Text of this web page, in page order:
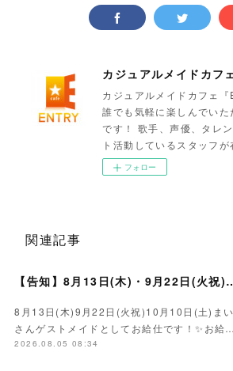
カジュアルメイドカフェ
誰でも気軽に楽しんでい
です！ 歌手、声優、タレ
ト活動しているスタッフが
フォロー
関連記事
【告知】8月13日(木)・9月22
8月13日(木)9月22日(火祝)10月10日(土)ま
さんゲストメイドとしてお給仕です！✨お給…
2026.08.05 08:34